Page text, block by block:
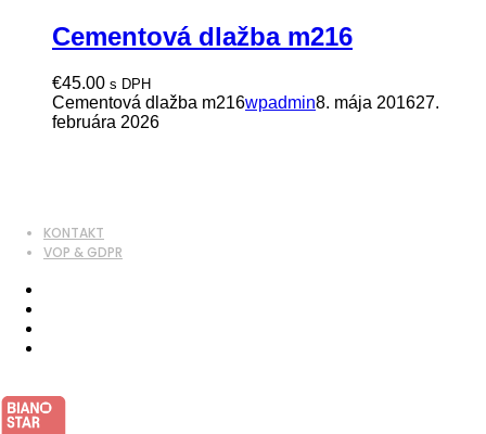
Cementová dlažba m216
€45.00 s DPH
Cementová dlažba m216wpadmin8. mája 201627.
februára 2026
KONTAKT
VOP & GDPR